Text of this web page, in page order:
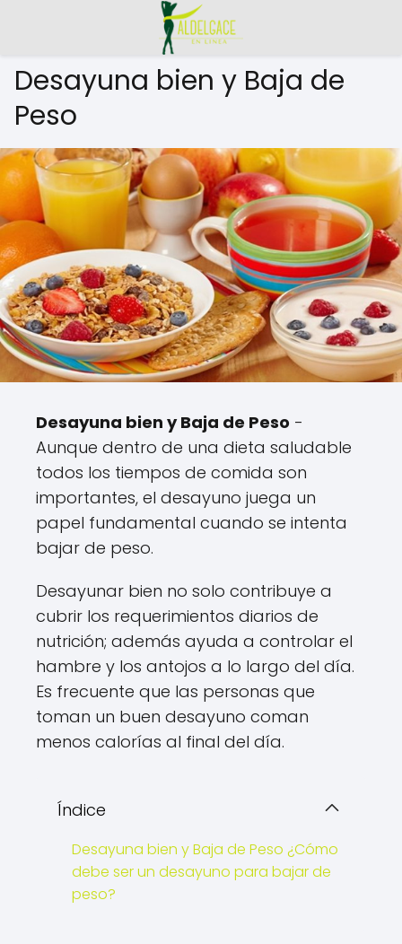
Desayuna bien y Baja de
Peso
Desayuna bien y Baja de Peso -
Aunque dentro de una dieta saludable
todos los tiempos de comida son
importantes, el desayuno juega un
papel fundamental cuando se intenta
bajar de peso.
Desayunar bien no solo contribuye a
cubrir los requerimientos diarios de
nutrición; además ayuda a controlar el
hambre y los antojos a lo largo del día.
Es frecuente que las personas que
toman un buen desayuno coman
menos calorías al final del día.
Índice
Desayuna bien y Baja de Peso ¿Cómo
debe ser un desayuno para bajar de
peso?